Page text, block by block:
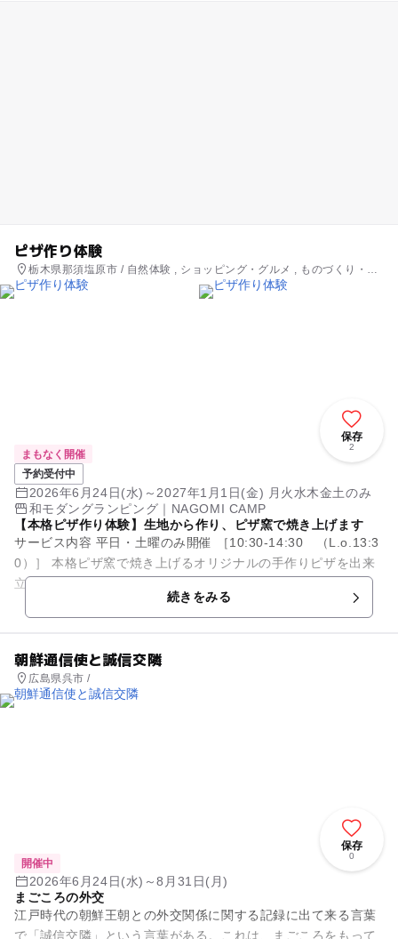
ピザ作り体験
栃木県那須塩原市 / 自然体験 , ショッピング・グルメ , ものづくり・学
び体験
保存
2
まもなく開催
予約受付中
2026年6月24日(水)～2027年1月1日(金) 月火水木金土のみ
和モダングランピング｜NAGOMI CAMP
【本格ピザ作り体験】生地から作り、ピザ窯で焼き上げます
サービス内容 平日・土曜のみ開催 ［10:30-14:30 （L.o.13:3
0）］ 本格ピザ窯で焼き上げるオリジナルの手作りピザを出来
立てでお楽しみいただけます。 生地を一から伸ば...
続きをみる
朝鮮通信使と誠信交隣
広島県呉市 /
保存
0
開催中
2026年6月24日(水)～8月31日(月)
まごころの外交
江戸時代の朝鮮王朝との外交関係に関する記録に出て来る言葉
で「誠信交隣」という言葉がある。これは、まごころをもって